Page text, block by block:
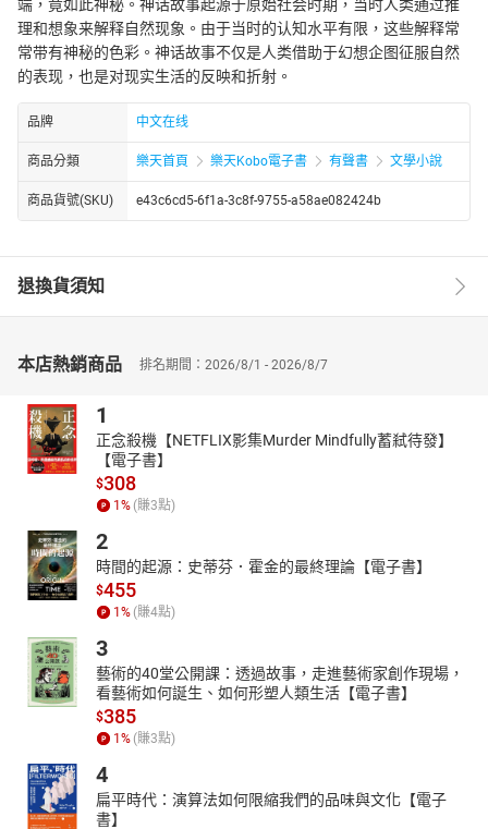
端，竟如此神秘。神话故事起源于原始社会时期，当时人类通过推
理和想象来解释自然现象。由于当时的认知水平有限，这些解释常
常带有神秘的色彩。神话故事不仅是人类借助于幻想企图征服自然
的表现，也是对现实生活的反映和折射。
品牌 中文在线
商品分類 樂天首頁 樂天Kobo電子書 有聲書 文學小說
商品貨號(SKU) e43c6cd5-6f1a-3c8f-9755-a58ae082424b
退換貨須知
本店熱銷商品 排名期間：2026/8/1 - 2026/8/7
1
正念殺機【NETFLIX影集Murder Mindfully蓄弒待發】
【電子書】
$308
1% (賺3點)
2
時間的起源：史蒂芬．霍金的最終理論【電子書】
$455
1% (賺4點)
3
藝術的40堂公開課：透過故事，走進藝術家創作現場，
看藝術如何誕生、如何形塑人類生活【電子書】
$385
1% (賺3點)
4
扁平時代：演算法如何限縮我們的品味與文化【電子
書】